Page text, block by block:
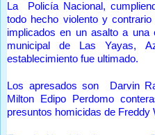
La Policía Nacional,
todo hecho violento y
implicados en un asalto a una
municipal de Las Yayas,
establecimiento fue ultimado.
Los apresados son Darvin
Milton Edipo Perdomo
presuntos homicidas de Freddy